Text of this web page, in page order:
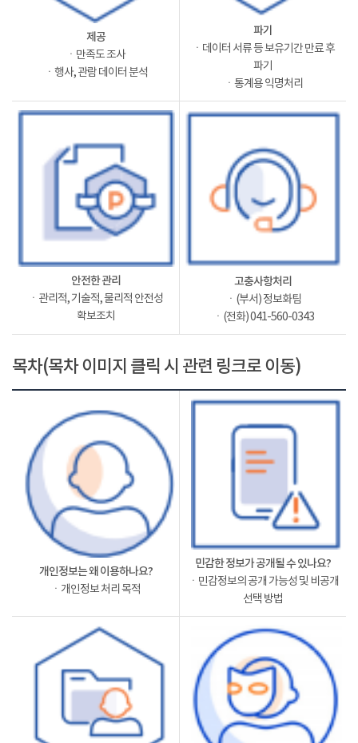
제공
ㆍ만족도 조사
ㆍ행사, 관람 데이터 분석
파기
ㆍ데이터 서류 등 보유기간 만료 후
파기
ㆍ통계용 익명처리
안전한 관리
ㆍ관리적, 기술적, 물리적 안전성
확보조치
고충사항처리
ㆍ(부서) 정보화팀
ㆍ(전화) 041-560-0343
목차(목차 이미지 클릭 시 관련 링크로 이동)
개인정보는 왜 이용하나요?
ㆍ개인정보 처리 목적
민감한 정보가 공개될 수 있나요?
ㆍ민감정보의 공개 가능성 및 비공개
선택 방법